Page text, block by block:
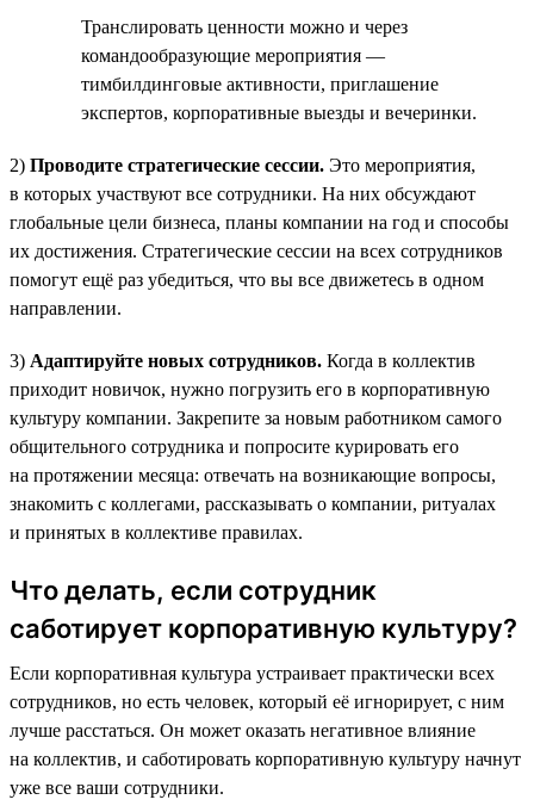
Транслировать ценности можно и через
командообразующие мероприятия —
тимбилдинговые активности, приглашение
экспертов, корпоративные выезды и вечеринки.
2) Проводите стратегические сессии. Это мероприятия,
в которых участвуют все сотрудники. На них обсуждают
глобальные цели бизнеса, планы компании на год и способы
их достижения. Стратегические сессии на всех сотрудников
помогут ещё раз убедиться, что вы все движетесь в одном
направлении.
3) Адаптируйте новых сотрудников. Когда в коллектив
приходит новичок, нужно погрузить его в корпоративную
культуру компании. Закрепите за новым работником самого
общительного сотрудника и попросите курировать его
на протяжении месяца: отвечать на возникающие вопросы,
знакомить с коллегами, рассказывать о компании, ритуалах
и принятых в коллективе правилах.
Что делать, если сотрудник
саботирует корпоративную культуру?
Если корпоративная культура устраивает практически всех
сотрудников, но есть человек, который её игнорирует, с ним
лучше расстаться. Он может оказать негативное влияние
на коллектив, и саботировать корпоративную культуру начнут
уже все ваши сотрудники.